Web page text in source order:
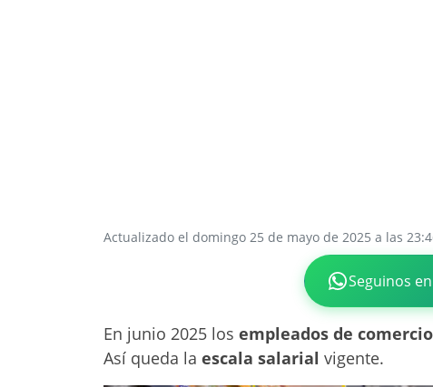
Actualizado el domingo 25 de mayo de 2025 a las
Seguinos
En junio 2025 los empleados de
Así queda la escala salarial vigente.